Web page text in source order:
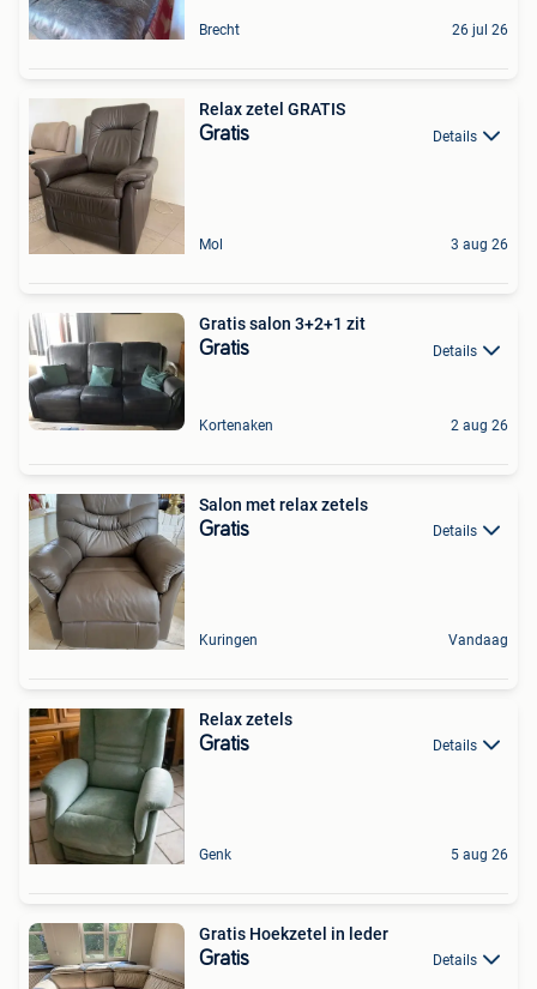
Brecht 26 jul 26
Relax zetel GRATIS
Gratis Details
Mol 3 aug 26
Gratis salon 3+2+1 zit
Gratis Details
Kortenaken 2 aug 26
Salon met relax zetels
Gratis Details
Kuringen Vandaag
Relax zetels
Gratis Details
Genk 5 aug 26
Gratis Hoekzetel in leder
Gratis Details